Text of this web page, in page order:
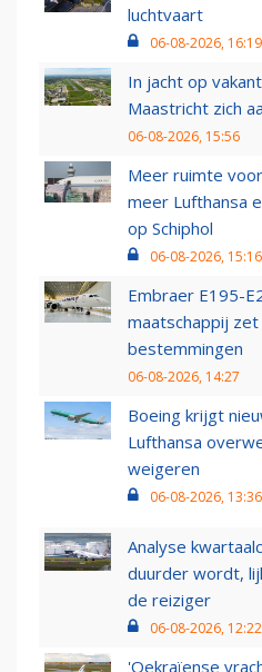
luchtvaart
06-08-2026, 16:19
In jacht op
Maastricht zich
06-08-2026, 15:56
Meer ruimte
meer Lufthansa
op Schiphol
06-08-2026, 15:16
Embraer E195-
maatschappij
bestemmingen
06-08-2026, 14:27
Boeing krijgt
Lufthansa
weigeren
06-08-2026, 13:36
Analyse
duurder wordt,
de reiziger
06-08-2026, 12:22
'Oekraïense